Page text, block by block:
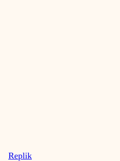
Replik